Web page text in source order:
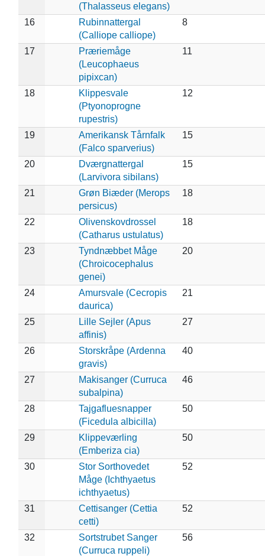
(Thalasseus elegans)
16
Rubinnattergal
(Calliope calliope)
8
17
Præriemåge
(Leucophaeus
pipixcan)
11
18
Klippesvale
(Ptyonoprogne
rupestris)
12
19
Amerikansk Tårnfalk
(Falco sparverius)
15
20
Dværgnattergal
(Larvivora sibilans)
15
21
Grøn Biæder (Merops
persicus)
18
22
Olivenskovdrossel
(Catharus ustulatus)
18
23
Tyndnæbbet Måge
(Chroicocephalus
genei)
20
24
Amursvale (Cecropis
daurica)
21
25
Lille Sejler (Apus
affinis)
27
26
Storskråpe (Ardenna
gravis)
40
27
Makisanger (Curruca
subalpina)
46
28
Tajgafluesnapper
(Ficedula albicilla)
50
29
Klippeværling
(Emberiza cia)
50
30
Stor Sorthovedet
Måge (Ichthyaetus
ichthyaetus)
52
31
Cettisanger (Cettia
cetti)
52
32
Sortstrubet Sanger
(Curruca ruppeli)
56